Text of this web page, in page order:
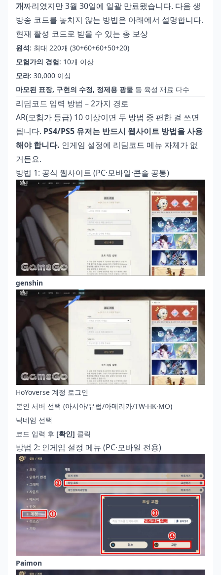
개짜리였지만 3월 30일에 일괄 만료됐습니다. 다음 생
방송 코드를 놓치지 않는 방법은 아래에서 설명합니다.
현재 활성 코드로 받을 수 있는 총 보상
원석: 최대 220개 (30+60+60+50+20)
모험가의 경험: 10개 이상
모라: 30,000 이상
마모된 표장, 구현의 수정, 정제용 광물 등 육성 재료 다수
리딤코드 입력 방법 – 2가지 경로
AR(모험가 등급) 10 이상이면 두 방법 중 편한 걸 쓰면
됩니다. PS4/PS5 유저는 반드시 웹사이트 방법을 사용
해야 합니다. 인게임 설정에 리딤코드 메뉴 자체가 없
거든요.
방법 1: 공식 웹사이트 (PC·모바일·콘솔 공통)
genshin
HoYoverse 계정 로그인
본인 서버 선택 (아시아/유럽/아메리카/TW·HK·MO)
닉네임 선택
코드 입력 후 [확인] 클릭
방법 2: 인게임 설정 메뉴 (PC·모바일 전용)
Paimon